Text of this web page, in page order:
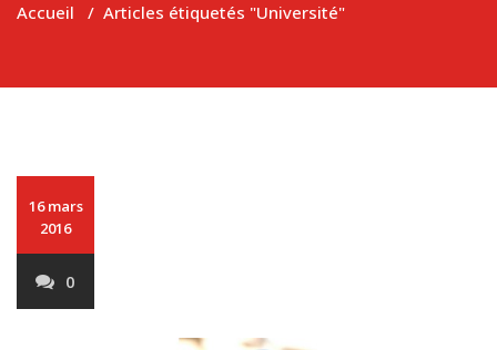
Accueil / Articles étiquetés "Université"
16 mars
2016
0